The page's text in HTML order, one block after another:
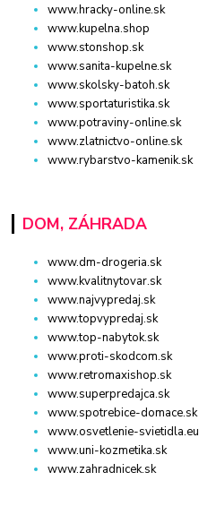
www.hracky-online.sk
www.kupelna.shop
www.stonshop.sk
www.sanita-kupelne.sk
www.skolsky-batoh.sk
www.sportaturistika.sk
www.potraviny-online.sk
www.zlatnictvo-online.sk
www.rybarstvo-kamenik.sk
DOM, ZÁHRADA
www.dm-drogeria.sk
www.kvalitnytovar.sk
www.najvypredaj.sk
www.topvypredaj.sk
www.top-nabytok.sk
www.proti-skodcom.sk
www.retromaxishop.sk
www.superpredajca.sk
www.spotrebice-domace.sk
www.osvetlenie-svietidla.eu
www.uni-kozmetika.sk
www.zahradnicek.sk